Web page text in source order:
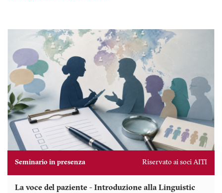
Seminario in presenza Riservato ai soci AITI
La voce del paziente - Introduzione alla Linguistic